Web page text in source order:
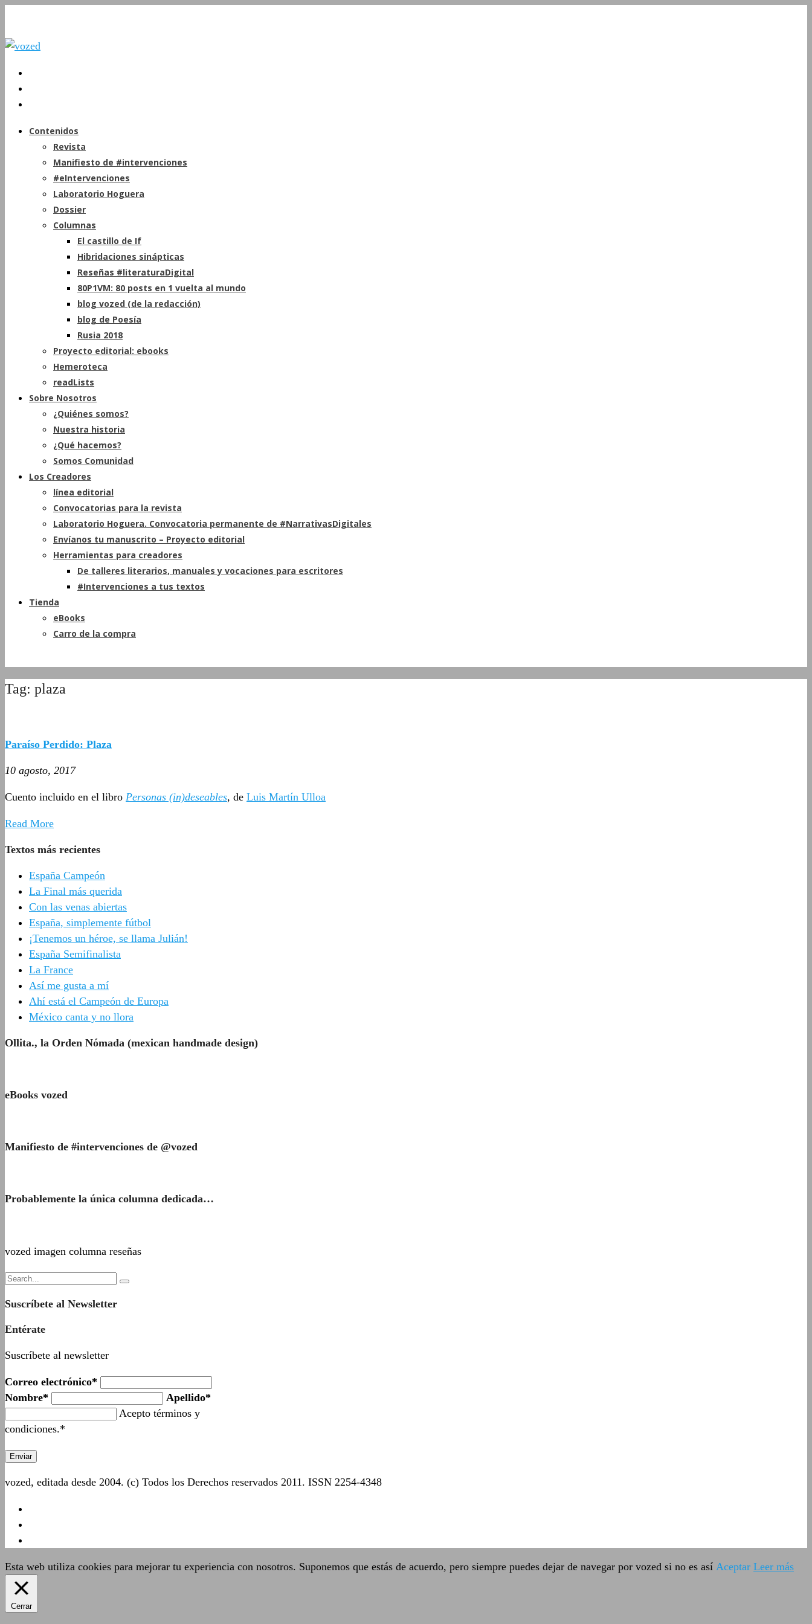
Contenidos
Revista
Manifiesto de #intervenciones
#eIntervenciones
Laboratorio Hoguera
Dossier
Columnas
El castillo de If
Hibridaciones sinápticas
Reseñas #literaturaDigital
80P1VM: 80 posts en 1 vuelta al mundo
blog vozed (de la redacción)
blog de Poesía
Rusia 2018
Proyecto editorial: ebooks
Hemeroteca
readLists
Sobre Nosotros
¿Quiénes somos?
Nuestra historia
¿Qué hacemos?
Somos Comunidad
Los Creadores
línea editorial
Convocatorias para la revista
Laboratorio Hoguera. Convocatoria permanente de #NarrativasDigitales
Envíanos tu manuscrito – Proyecto editorial
Herramientas para creadores
De talleres literarios, manuales y vocaciones para escritores
#Intervenciones a tus textos
Tienda
eBooks
Carro de la compra
Tag: plaza
Paraíso Perdido: Plaza
10 agosto, 2017
Cuento incluido en el libro Personas (in)deseables, de Luis Martín Ulloa
Read More
Textos más recientes
España Campeón
La Final más querida
Con las venas abiertas
España, simplemente fútbol
¡Tenemos un héroe, se llama Julián!
España Semifinalista
La France
Así me gusta a mí
Ahí está el Campeón de Europa
México canta y no llora
Ollita., la Orden Nómada (mexican handmade design)
eBooks vozed
Manifiesto de #intervenciones de @vozed
Probablemente la única columna dedicada…
vozed imagen columna reseñas
Suscríbete al Newsletter
Entérate
Suscríbete al newsletter
Correo electrónico*
Nombre*
Apellido*
Acepto términos y
condiciones.*
vozed, editada desde 2004. (c) Todos los Derechos reservados 2011. ISSN 2254-4348
Esta web utiliza cookies para mejorar tu experiencia con nosotros. Suponemos que estás de acuerdo, pero siempre puedes dejar de navegar por vozed si no es así Aceptar Leer más
Cerrar